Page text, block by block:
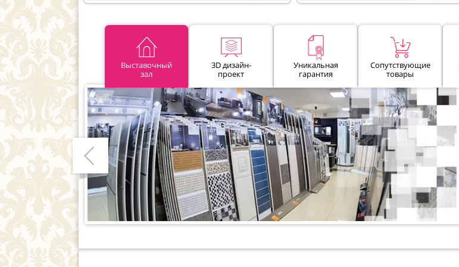
Выставочный
зал
3D дизайн-
проект
Уникальная
гарантия
Сопутствующие
товары
Предыдущий